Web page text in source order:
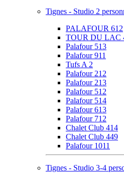
Tignes - Studio 2
PALAFOUR 612
TOUR DU LAC
Palafour 513
Palafour 911
Tufs A 2
Palafour 212
Palafour 213
Palafour 512
Palafour 514
Palafour 613
Palafour 712
Chalet Club 414
Chalet Club 449
Palafour 1011
Tignes - Studio 3-4